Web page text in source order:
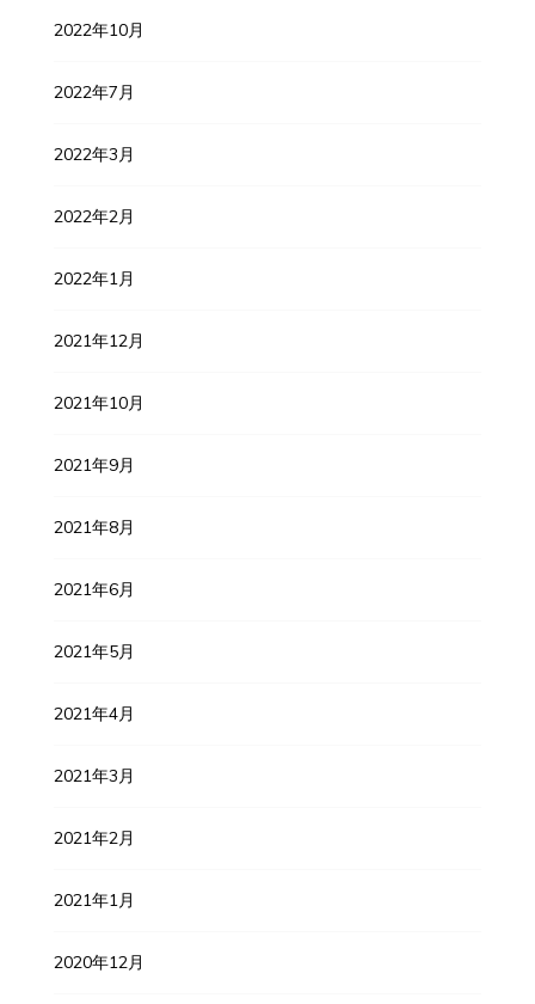
2022年10月
2022年7月
2022年3月
2022年2月
2022年1月
2021年12月
2021年10月
2021年9月
2021年8月
2021年6月
2021年5月
2021年4月
2021年3月
2021年2月
2021年1月
2020年12月